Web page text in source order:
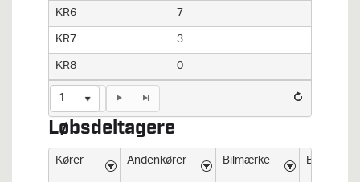
KR6
7
KR7
3
KR8
0
1
Løbsdeltagere
Kører Andenkører Bilmærke
Bilmodel